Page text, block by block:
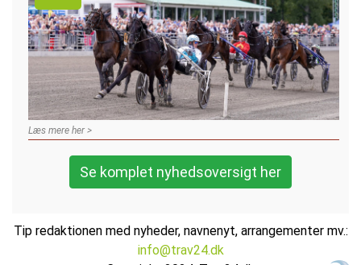
Læs mere her >
Se komplet nyhedsoversigt her
Tip redaktionen med nyheder, navnenyt, arrangementer mv.:
info@trav24.dk